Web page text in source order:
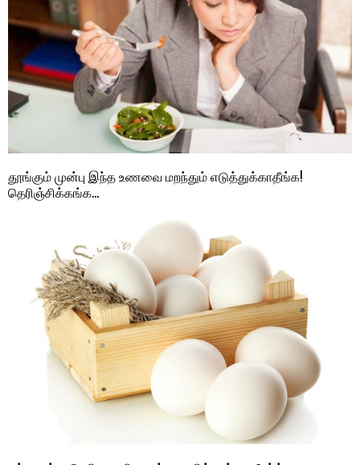
தூங்கும் முன்பு இந்த உணவை மறந்தும் எடுத்துக்காதீங்க!
தெரிஞ்சிக்கங்க…